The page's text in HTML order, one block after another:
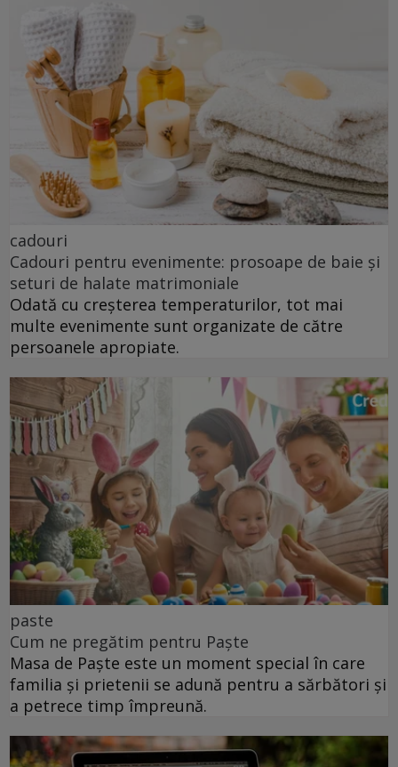
cadouri
Cadouri pentru evenimente: prosoape de baie și
seturi de halate matrimoniale
Odată cu creșterea temperaturilor, tot mai
multe evenimente sunt organizate de către
persoanele apropiate.
paste
Cum ne pregătim pentru Paște
Masa de Paște este un moment special în care
familia și prietenii se adună pentru a sărbători și
a petrece timp împreună.